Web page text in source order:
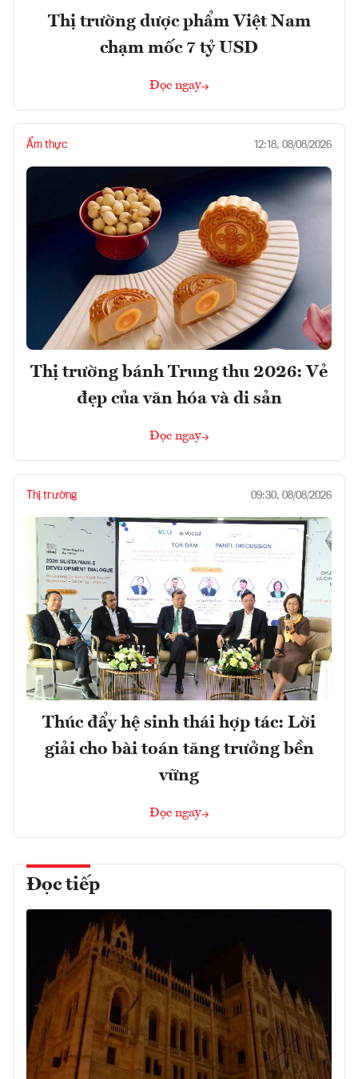
Thị trường dược phẩm Việt Nam
chạm mốc 7 tỷ USD
Đọc ngay
Ẩm thực 12:18, 08/08/2026
Thị trường bánh Trung thu 2026: Vẻ
đẹp của văn hóa và di sản
Đọc ngay
Thị trường 09:30, 08/08/2026
Thúc đẩy hệ sinh thái hợp tác: Lời
giải cho bài toán tăng trưởng bền
vững
Đọc ngay
Đọc tiếp